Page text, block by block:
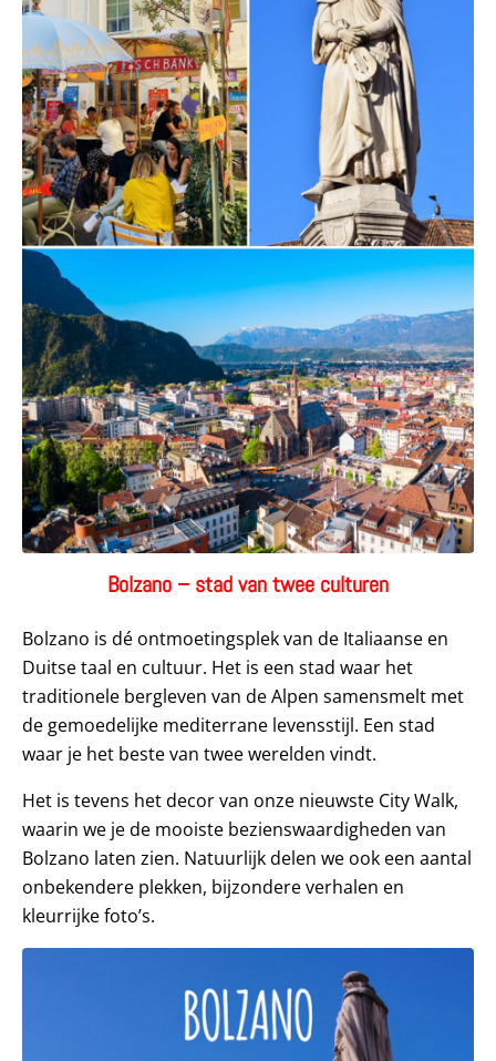
Bolzano – stad van twee culturen
Bolzano is dé ontmoetingsplek van de Italiaanse en
Duitse taal en cultuur. Het is een stad waar het
traditionele bergleven van de Alpen samensmelt met
de gemoedelijke mediterrane levensstijl. Een stad
waar je het beste van twee werelden vindt.
Het is tevens het decor van onze nieuwste City Walk,
waarin we je de mooiste bezienswaardigheden van
Bolzano laten zien. Natuurlijk delen we ook een aantal
onbekendere plekken, bijzondere verhalen en
kleurrijke foto’s.